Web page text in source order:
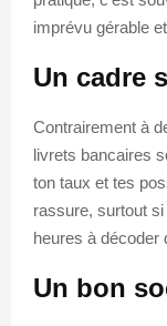
imprévu gérable
Un cadre
Contrairement à
livrets bancaires
ton taux et tes
rassure, surtout
heures à décoder
Un bon